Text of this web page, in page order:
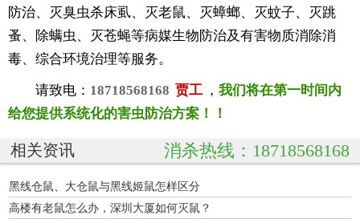
防治、灭臭虫杀床虱、灭老鼠、灭蟑螂、灭蚊子、灭跳
蚤、除螨虫、灭苍蝇等病媒生物防治及有害物质消除消
毒、综合环境治理等服务。
请致电： 18718568168 贾工 ， 我们将在第一时间内
给您提供系统化的害虫防治方案！！
相关资讯 消杀热线：18718568168
黑线仓鼠、大仓鼠与黑线姬鼠怎样区分
高楼有老鼠怎么办，深圳大厦如何灭鼠？